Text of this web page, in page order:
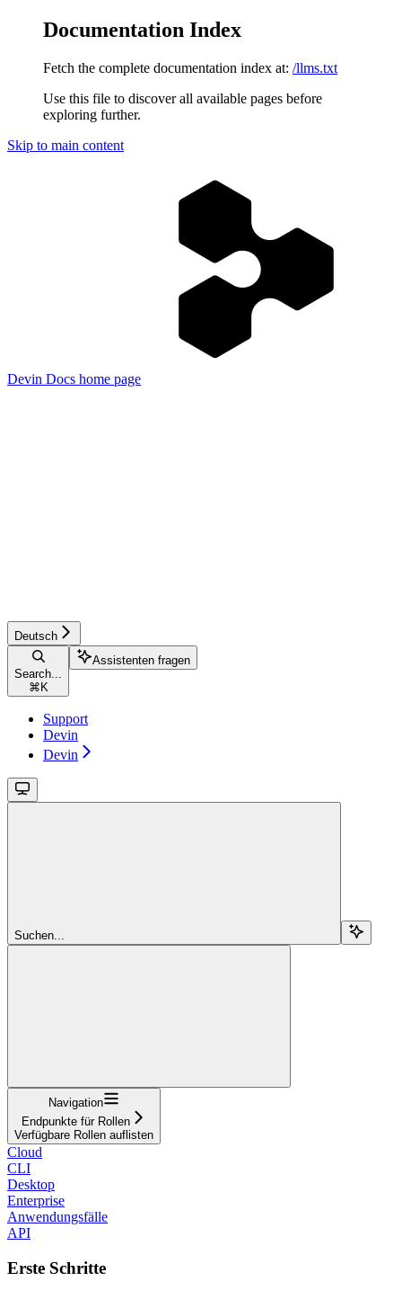
Documentation Index
Fetch the complete documentation index at: /llms.txt
Use this file to discover all available pages before
exploring further.
Skip to main content
Devin Docs home page
Deutsch
Search...
⌘ K
Assistenten fragen
Support
Devin
Devin
Suchen...
Navigation
Endpunkte für Rollen
Verfügbare Rollen auflisten
Cloud
CLI
Desktop
Enterprise
Anwendungsfälle
API
Erste Schritte